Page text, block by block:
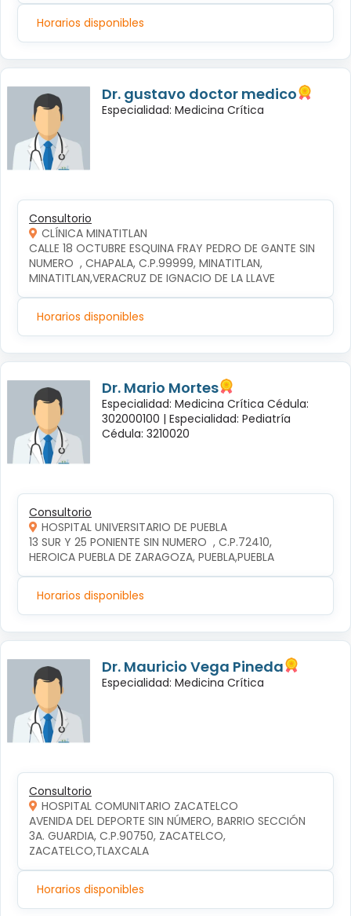
Horarios disponibles
Dr. gustavo doctor medico
Especialidad: Medicina Crítica
Consultorio
CLÍNICA MINATITLAN
CALLE 18 OCTUBRE ESQUINA FRAY PEDRO DE GANTE SIN
NUMERO  , CHAPALA, C.P.99999, MINATITLAN,
MINATITLAN,VERACRUZ DE IGNACIO DE LA LLAVE
Horarios disponibles
Dr. Mario Mortes
Especialidad: Medicina Crítica Cédula:
302000100 | Especialidad: Pediatría
Cédula: 3210020
Consultorio
HOSPITAL UNIVERSITARIO DE PUEBLA
13 SUR Y 25 PONIENTE SIN NUMERO  , C.P.72410,
HEROICA PUEBLA DE ZARAGOZA, PUEBLA,PUEBLA
Horarios disponibles
Dr. Mauricio Vega Pineda
Especialidad: Medicina Crítica
Consultorio
HOSPITAL COMUNITARIO ZACATELCO
AVENIDA DEL DEPORTE SIN NÚMERO, BARRIO SECCIÓN
3A. GUARDIA, C.P.90750, ZACATELCO,
ZACATELCO,TLAXCALA
Horarios disponibles